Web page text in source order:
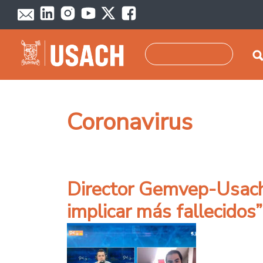
Pasar al contenido principal
Coronavirus
Director Gemvep-
implicar más fallecidos”